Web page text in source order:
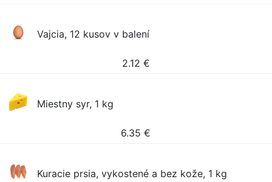
Vajcia, 12 kusov v balení
2.12 €
Miestny syr, 1 kg
6.35 €
Kuracie prsia, vykostené a bez kože, 1 kg